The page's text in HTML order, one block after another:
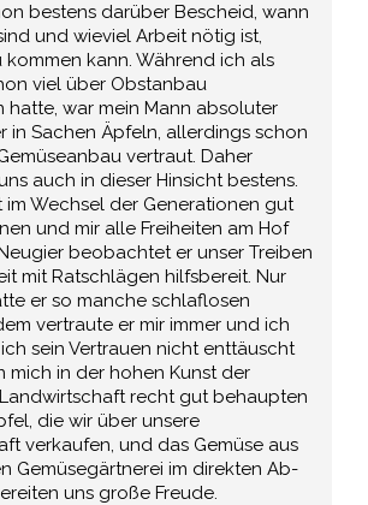
bestens darüber Bescheid, wann
und wieviel Arbeit nötig ist,
kommen kann. Während ich als
viel über Obstanbau
hatte, war mein Mann absoluter
in Sachen Äpfeln, allerdings schon
vertraut. Daher
auch in dieser Hinsicht bestens.
im Wechsel der Generationen gut
und mir alle Freiheiten am Hof
beobachtet er unser Treiben
mit Ratschlägen hilfsbereit. Nur
er so manche schlaflosen
vertraute er mir immer und ich
sein Vertrauen nicht enttäuscht
mich in der hohen Kunst der
recht gut behaupten
die wir über unsere
verkaufen, und das Gemüse aus
Gemüsegärtnerei im direkten Ab-
uns große Freude.